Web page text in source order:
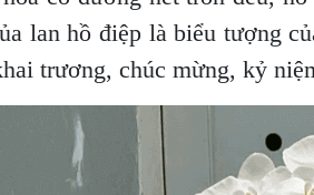
lan hồ điệp là biểu tượng
trương, chúc mừng, kỷ